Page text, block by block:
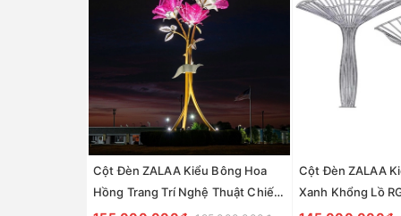
Cột Đèn ZALAA Kiểu Bông Hoa
Hồng Trang Trí Nghệ Thuật Chiếu
Cột Đèn ZALAA
Xanh Khổng Lồ